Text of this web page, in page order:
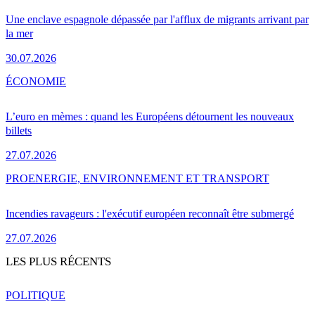
Une enclave espagnole dépassée par l'afflux de migrants arrivant par
la mer
30.07.2026
L’euro en mèmes : quand les Européens détournent les nouveaux
billets
27.07.2026
ÉCONOMIE
Incendies ravageurs : l'exécutif européen reconnaît être submergé
27.07.2026
PROENERGIE, ENVIRONNEMENT ET TRANSPORT
LES PLUS RÉCENTS
POLITIQUE